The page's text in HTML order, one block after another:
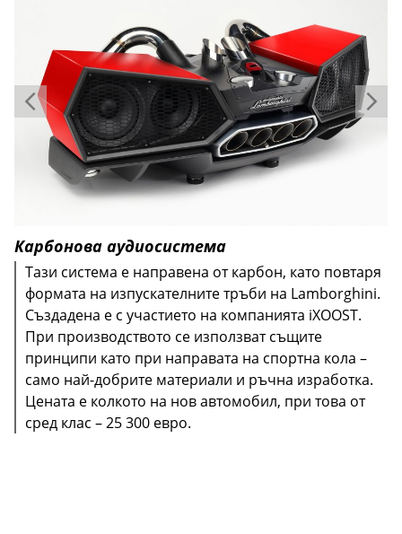
Карбонова аудиосистема
Тази система е направена от карбон, като повтаря
формата на изпускателните тръби на Lamborghini.
Създадена е с участието на компанията iXOOST.
При производството се използват същите
принципи като при направата на спортна кола –
само най-добрите материали и ръчна изработка.
Цената е колкото на нов автомобил, при това от
сред клас – 25 300 евро.